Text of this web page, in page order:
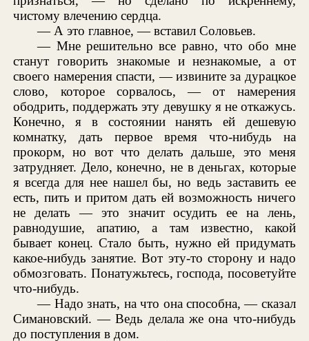
чистому влечению сердца.
— А это главное, — вставил Соловьев.
— Мне решительно все равно, что обо мне
станут говорить знакомые и незнакомые, а от
своего намерения спасти, — извините за дурацкое
слово, которое сорвалось, — от намерения
ободрить, поддержать эту девушку я не откажусь.
Конечно, я в состоянии нанять ей дешевую
комнатку, дать первое время что-нибудь на
прокорм, но вот что делать дальше, это меня
затрудняет. Дело, конечно, не в деньгах, которые
я всегда для нее нашел бы, но ведь заставить ее
есть, пить и притом дать ей возможность ничего
не делать — это значит осудить ее на лень,
равнодушие, апатию, а там известно, какой
бывает конец. Стало быть, нужно ей придумать
какое-нибудь занятие. Вот эту-то сторону и надо
обмозговать. Понатужьтесь, господа, посоветуйте
что-нибудь.
— Надо знать, на что она способна, — сказал
Симановский. — Ведь делала же она что-нибудь
до поступления в дом.